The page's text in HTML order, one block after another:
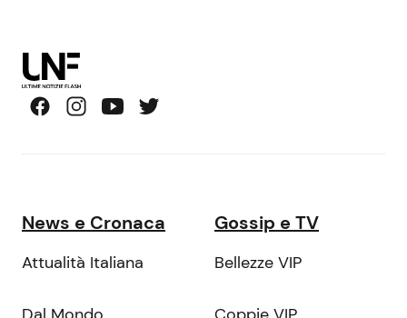
News e Cronaca
Attualità Italiana
Gossip e TV
Bellezze VIP